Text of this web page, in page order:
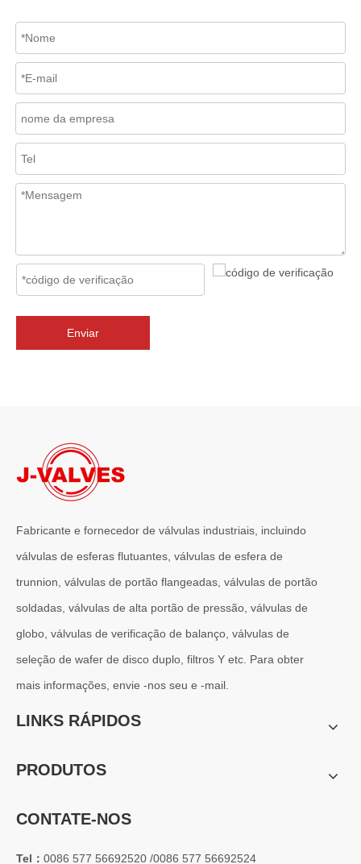
2026-07-02
J-VALVES Válvula borboleta com flange tripla excêntrica DN2800 PN10 WCB: vantagens, guia de seleção e casos de projetos de sucesso
J-VALVES fornece válvulas borboleta de flange excêntrica tripla
Por que os sistemas marítimos confiam nas válvulas gaveta C95800
Os sistemas de engenharia naval operam em alguns dos
Enviar
Fabricante e fornecedor de válvulas industriais, incluindo
válvulas de esferas flutuantes, válvulas de esfera de
trunnion, válvulas de portão flangeadas, válvulas de portão
soldadas, válvulas de alta portão de pressão, válvulas de
globo, válvulas de verificação de balanço, válvulas de
seleção de wafer de disco duplo, filtros Y etc. Para obter
mais informações, envie -nos seu e -mail.
LINKS RÁPIDOS
PRODUTOS
CONTATE-NOS
Tel： 0086 577 56692520 /0086 577 56692524